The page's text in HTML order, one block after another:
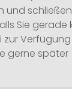
und schließen
Sie gerade
zur
gerne später